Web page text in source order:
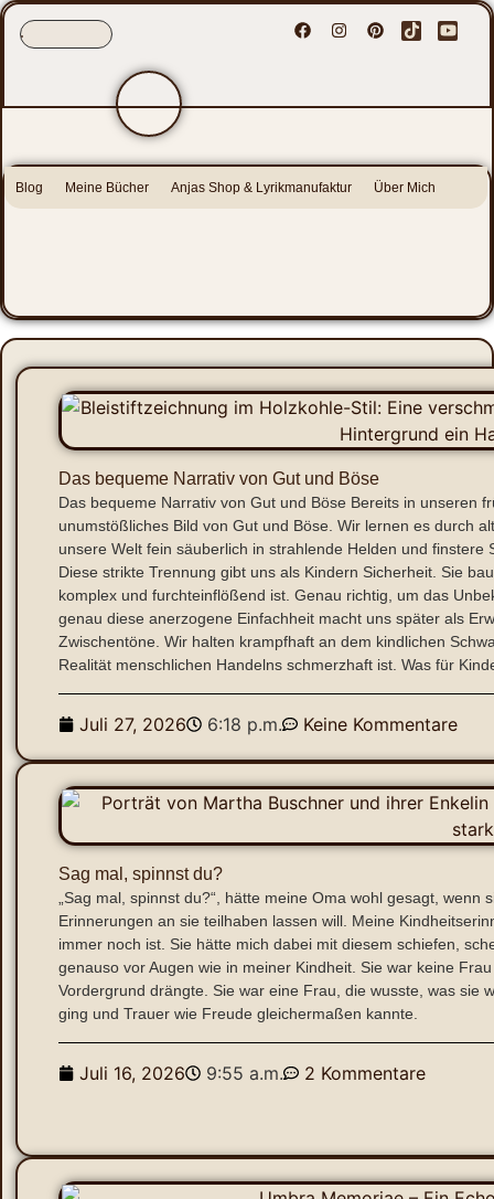
Blog Meine Bücher Anjas Shop & Lyrikmanufaktur Über Mich
Das bequeme Narrativ von Gut und Böse
Das bequeme Narrativ von Gut und Böse Bereits in unseren
unumstößliches Bild von Gut und Böse. Wir lernen es durch
unsere Welt fein säuberlich in strahlende Helden und
Diese strikte Trennung gibt uns als Kindern Sicherheit. Sie
komplex und furchteinflößend ist. Genau richtig, um das
genau diese anerzogene Einfachheit macht uns später als
Zwischentöne. Wir halten krampfhaft an dem kindlichen
Realität menschlichen Handelns schmerzhaft ist. Was für
Juli 27, 2026 6:18 p.m. Keine Kommentare
Sag mal, spinnst du?
„Sag mal, spinnst du?“, hätte meine Oma wohl gesagt,
Erinnerungen an sie teilhaben lassen will. Meine
immer noch ist. Sie hätte mich dabei mit diesem schiefen,
genauso vor Augen wie in meiner Kindheit. Sie war keine
Vordergrund drängte. Sie war eine Frau, die wusste, was sie
ging und Trauer wie Freude gleichermaßen kannte.
Juli 16, 2026 9:55 a.m. 2 Kommentare